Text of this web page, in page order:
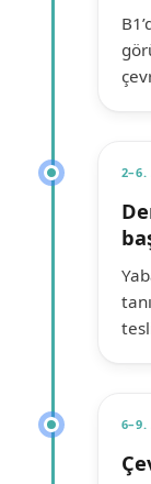
2–6.
6–9.